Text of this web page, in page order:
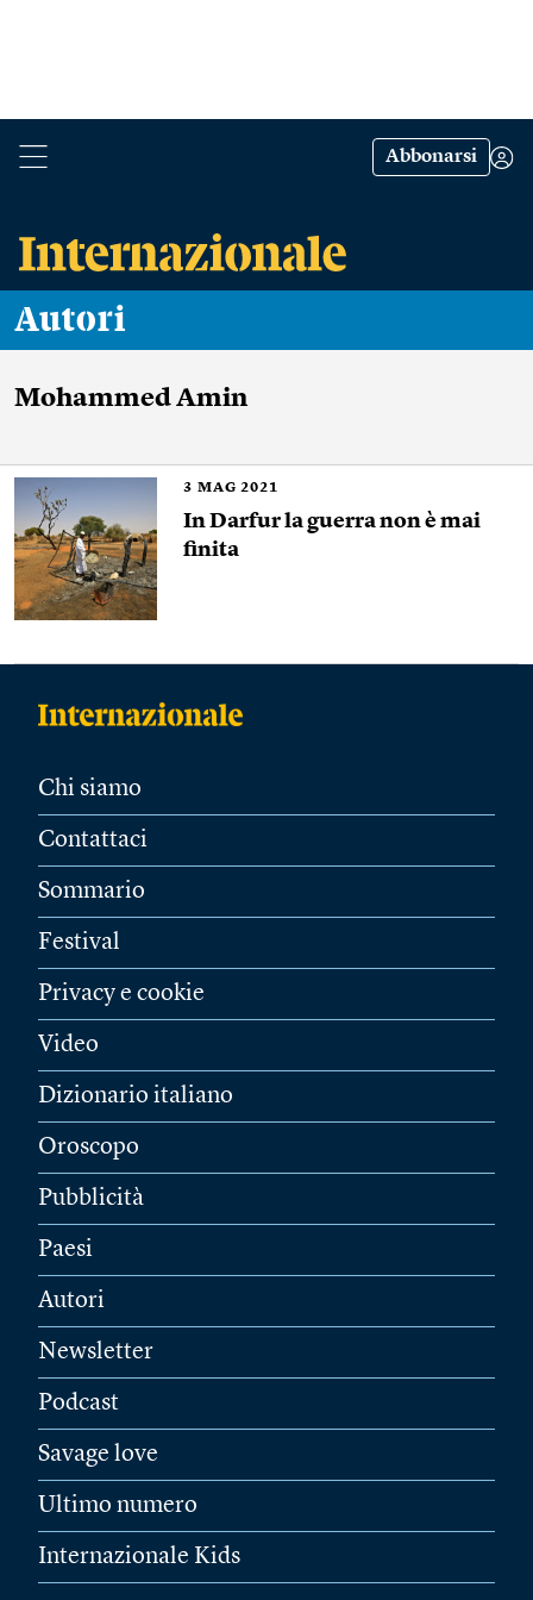
Abbonarsi
Autori
Mohammed Amin
3 MAG 2021
In Darfur la guerra non è mai
finita
Chi siamo
Contattaci
Sommario
Festival
Privacy e cookie
Video
Dizionario italiano
Oroscopo
Pubblicità
Paesi
Autori
Newsletter
Podcast
Savage love
Ultimo numero
Internazionale Kids